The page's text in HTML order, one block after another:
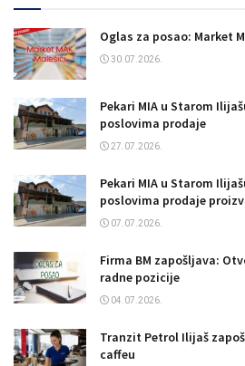
Oglas za posao: Market
30.07.2026.
Pekari MIA u Starom
poslovima prodaje
27.07.2026.
Pekari MIA u Starom
poslovima prodaje
07.07.2026.
Firma BM zapošljava:
radne pozicije
04.07.2026.
Tranzit Petrol Ilijaš
caffeu